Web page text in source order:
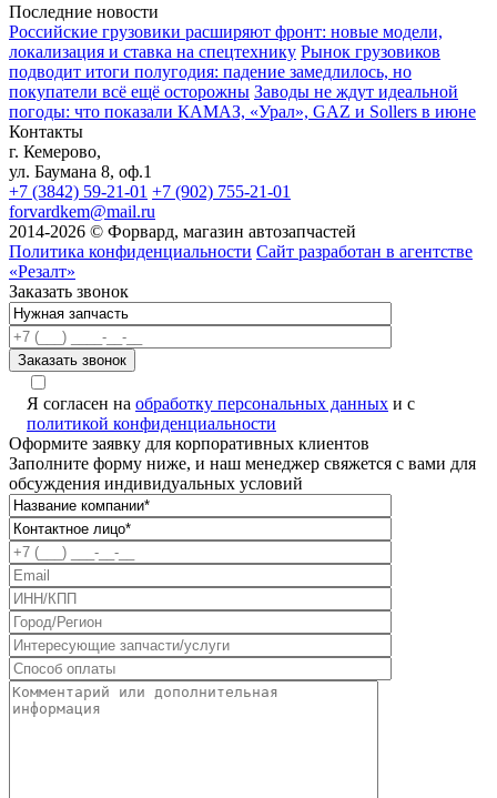
Последние новости
Российские грузовики расширяют фронт: новые модели,
локализация и ставка на спецтехнику Рынок грузовиков
подводит итоги полугодия: падение замедлилось, но
покупатели всё ещё осторожны Заводы не ждут идеальной
погоды: что показали КАМАЗ, «Урал», GAZ и Sollers в июне
Контакты
г. Кемерово,
ул. Баумана 8, оф.1
+7 (3842) 59-21-01 +7 (902) 755-21-01
forvardkem@mail.ru
2014-2026 © Форвард, магазин автозапчастей
Политика конфиденциальности Сайт разработан в агентстве
«Резалт»
Заказать звонок
Я согласен на обработку персональных данных и с
политикой конфиденциальности
Оформите заявку для корпоративных клиентов
Заполните форму ниже, и наш менеджер свяжется с вами для
обсуждения индивидуальных условий